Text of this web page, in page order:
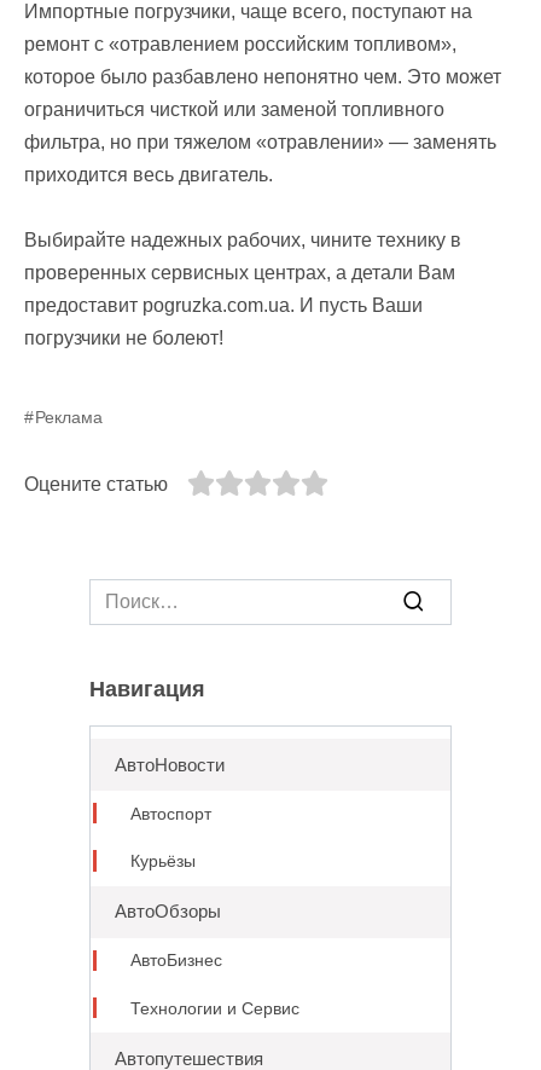
Импортные погрузчики, чаще всего, поступают на
ремонт с «отравлением российским топливом»,
которое было разбавлено непонятно чем. Это может
ограничиться чисткой или заменой топливного
фильтра, но при тяжелом «отравлении» — заменять
приходится весь двигатель.
Выбирайте надежных рабочих, чините технику в
проверенных сервисных центрах, а детали Вам
предоставит pogruzka.com.ua. И пусть Ваши
погрузчики не болеют!
Реклама
Оцените статью
Search
for:
Навигация
АвтоНовости
Автоспорт
Курьёзы
АвтоОбзоры
АвтоБизнес
Технологии и Сервис
Автопутешествия